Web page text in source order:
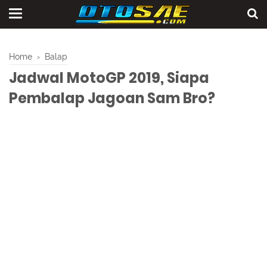
Home › Balap
Jadwal MotoGP 2019, Siapa
Pembalap Jagoan Sam Bro?